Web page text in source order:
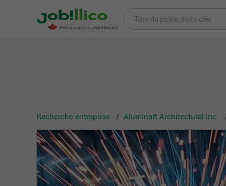
Recherche entreprise Aluminart Architectural inc.